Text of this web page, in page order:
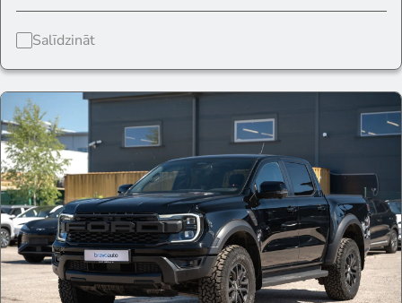
Salīdzināt